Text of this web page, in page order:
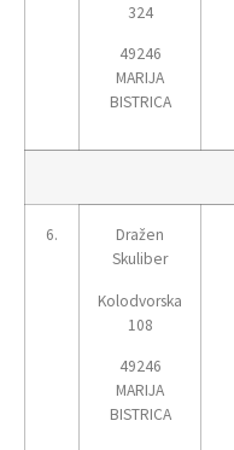
324
49246
MARIJA
BISTRICA
6.
Dražen
Skuliber
Kolodvorska
108
49246
MARIJA
BISTRICA